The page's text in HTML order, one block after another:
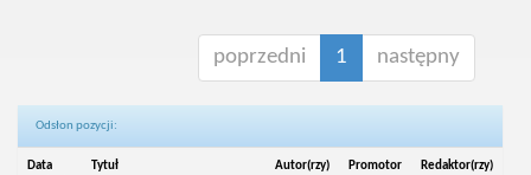
poprzedni 1 następny
Odsłon pozycji:
Data
Tytuł Autor(rzy) Promotor Redaktor(rzy)